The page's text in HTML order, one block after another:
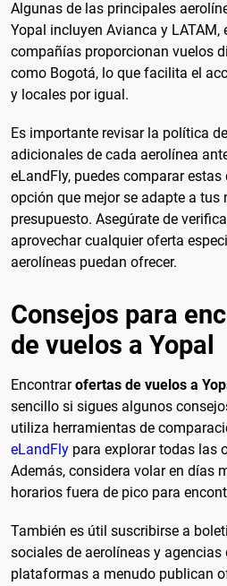
Algunas de las principales
Yopal incluyen Avianca y LATAM,
compañías proporcionan vuelos
como Bogotá, lo que facilita el
y locales por igual.
Es importante revisar la política
adicionales de cada aerolínea
eLandFly, puedes comparar
opción que mejor se adapte a tus
presupuesto. Asegúrate de
aprovechar cualquier oferta
aerolíneas puedan ofrecer.
Consejos para
de vuelos a Yopal
Encontrarofertas de vuelos a
sencillo si sigues algunos
utiliza herramientas de
eLandFly para explorar todas las
Además, considera volar en días
horarios fuera de pico para
También es útil suscribirse a
sociales de aerolíneas y agencias
plataformas a menudo publican